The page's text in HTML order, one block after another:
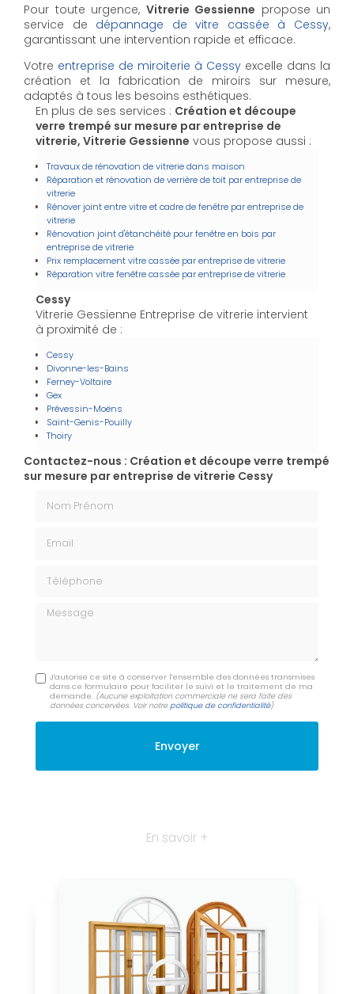
Pour toute urgence, Vitrerie Gessienne propose un
service de dépannage de vitre cassée à Cessy,
garantissant une intervention rapide et efficace.
Votre entreprise de miroiterie à Cessy excelle dans la
création et la fabrication de miroirs sur mesure,
adaptés à tous les besoins esthétiques.
En plus de ses services : Création et découpe
verre trempé sur mesure par entreprise de
vitrerie, Vitrerie Gessienne vous propose aussi :
Travaux de rénovation de vitrerie dans maison
Réparation et rénovation de verrière de toit par entreprise de
vitrerie
Rénover joint entre vitre et cadre de fenêtre par entreprise de
vitrerie
Rénovation joint d'étanchéité pour fenêtre en bois par
entreprise de vitrerie
Prix remplacement vitre cassée par entreprise de vitrerie
Réparation vitre fenêtre cassée par entreprise de vitrerie
Cessy
Vitrerie Gessienne Entreprise de vitrerie intervient
à proximité de :
Cessy
Divonne-les-Bains
Ferney-Voltaire
Gex
Prévessin-Moëns
Saint-Genis-Pouilly
Thoiry
Contactez-nous : Création et découpe verre trempé
sur mesure par entreprise de vitrerie Cessy
Message
J'autorise ce site à conserver l'ensemble des données transmises
dans ce formulaire pour faciliter le suivi et le traitement de ma
demande. (Aucune exploitation commerciale ne sera faite des
données concervées. Voir notrepolitique de confidentialité)
En savoir +